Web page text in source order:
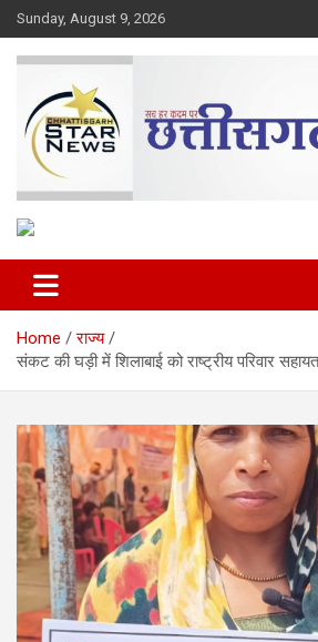
Skip
to
content
Sunday, August 9, 2026
Chhattisgarh Star
Home
राज्य
संकट की घड़ी में शिलाबाई को राष्ट्रीय परिवार